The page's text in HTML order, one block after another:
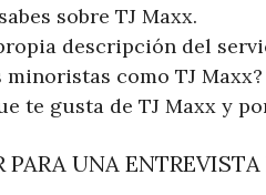
sobre TJ Maxx.
descripción del
minoristas como TJ Maxx?
te gusta de TJ Maxx y
PARA UNA